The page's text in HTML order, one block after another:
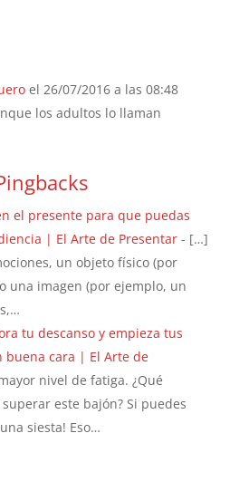
el 26/07/2016 a las 08:48
los adultos lo llaman
el presente para que puedas
| El Arte de Presentar- […]
un objeto físico (por
una imagen (por ejemplo, un
tu descanso y empieza tus
buena cara | El Arte de
nivel de fatiga. ¿Qué
este bajón? Si puedes
siesta! Eso…